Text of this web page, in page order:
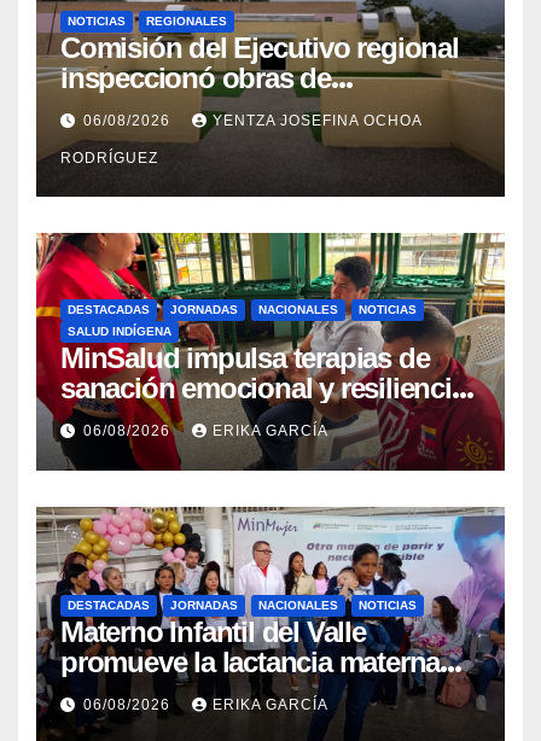
NOTICIAS REGIONALES
Comisión del Ejecutivo regional
inspeccionó obras de
recuperación en la Maternidad
Integral Aragua
06/08/2026 YENTZA JOSEFINA OCHOA
RODRÍGUEZ
DESTACADAS JORNADAS NACIONALES
NOTICIAS
SALUD INDÍGENA
MinSalud impulsa terapias de
sanación emocional y resiliencia
post-sismo junto a comunidades
indígenas en Caracas
06/08/2026 ERIKA GARCÍA
DESTACADAS JORNADAS NACIONALES NOTICIAS
Materno Infantil del Valle
promueve la lactancia materna
como un inicio sostenible para la
vida
06/08/2026 ERIKA GARCÍA